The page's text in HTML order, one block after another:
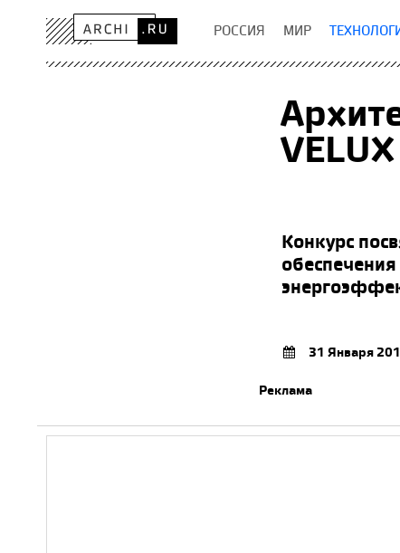
РОССИЯ МИР
VELUX
Конкурс
31 Января
Реклама